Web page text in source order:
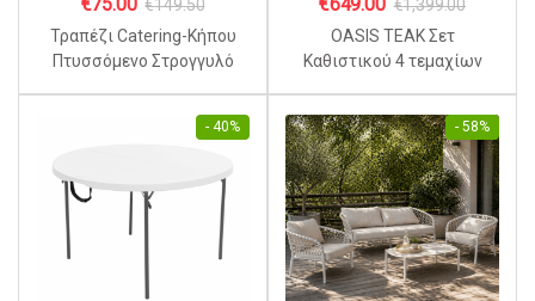
€149.50
Τραπέζι Catering-Κήπου
Πτυσσόμενο Στρογγυλό
€1,399.00
OASIS TEAK Σετ
Καθιστικού 4 τεμαχίων
Πέτρινη Επιφάνεια
Τραπεζιού
- 40% - 58%